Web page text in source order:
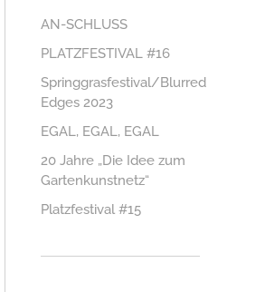
AN-SCHLUSS
PLATZFESTIVAL #16
Springgrasfestival/Blurred
Edges 2023
EGAL, EGAL, EGAL
20 Jahre „Die Idee zum
Gartenkunstnetz“
Platzfestival #15